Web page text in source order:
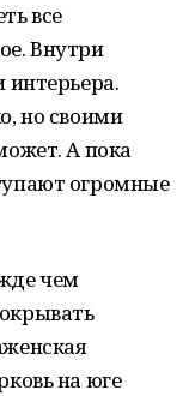
все
Внутри
интерьера.
но своими
А пока
огромные
чем
на юге